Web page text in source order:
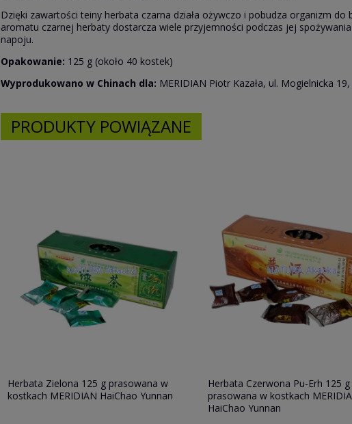
Dzięki zawartości teiny herbata czarna działa ożywczo i pobudza organizm
aromatu czarnej herbaty dostarcza wiele przyjemności podczas jej
napoju.
Opakowanie: 125 g (około 40 kostek)
Wyprodukowano w Chinach dla: MERIDIAN Piotr Kazała, ul. Mogielnicka
PRODUKTY POWIĄZANE
Herbata Czerwona Pu-Erh 125 g
prasowana w kostkach MERIDIAN
Herbata Gunpowder Specjal